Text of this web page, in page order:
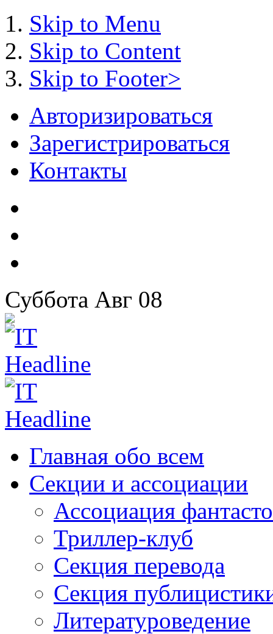
Skip to Menu
Skip to Content
Skip to Footer>
Авторизироваться
Зарегистрироваться
Контакты
Суббота Авг 08
Главная обо всем
Секции и ассоциации
Ассоциация
Триллер-клуб
Секция перевода
Секция
Литературоведение